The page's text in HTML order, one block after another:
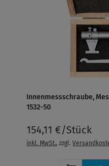
Innenmessschraube,
1532-50
154,11 €/Stück
inkl. MwSt., zzgl.